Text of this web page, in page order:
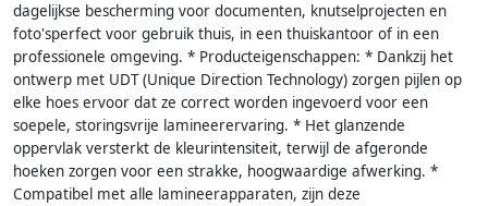
dagelijkse bescherming voor documenten, knutselprojecten en
foto'sperfect voor gebruik thuis, in een thuiskantoor of in een
professionele omgeving. * Producteigenschappen: * Dankzij het
ontwerp met UDT (Unique Direction Technology) zorgen pijlen op
elke hoes ervoor dat ze correct worden ingevoerd voor een
soepele, storingsvrije lamineerervaring. * Het glanzende
oppervlak versterkt de kleurintensiteit, terwijl de afgeronde
hoeken zorgen voor een strakke, hoogwaardige afwerking. *
Compatibel met alle lamineerapparaten, zijn deze